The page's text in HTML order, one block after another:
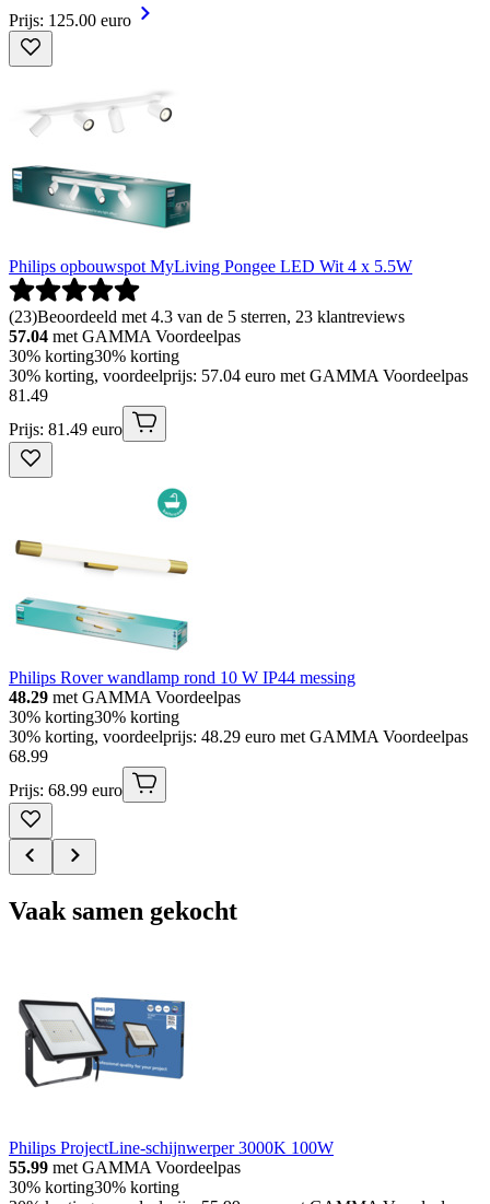
Prijs: 125.00 euro
Philips opbouwspot MyLiving Pongee LED Wit 4 x 5.5W
(23)Beoordeeld met 4.3 van de 5 sterren, 23 klantreviews
57.04 met GAMMA Voordeelpas
30% korting30% korting
30% korting, voordeelprijs: 57.04 euro met GAMMA Voordeelpas
81 .49
Prijs: 81.49 euro
Philips Rover wandlamp rond 10 W IP44 messing
48.29 met GAMMA Voordeelpas
30% korting30% korting
30% korting, voordeelprijs: 48.29 euro met GAMMA Voordeelpas
68.99
Prijs: 68.99 euro
Vaak samen gekocht
Philips ProjectLine-schijnwerper 3000K 100W
55.99 met GAMMA Voordeelpas
30% korting30% korting